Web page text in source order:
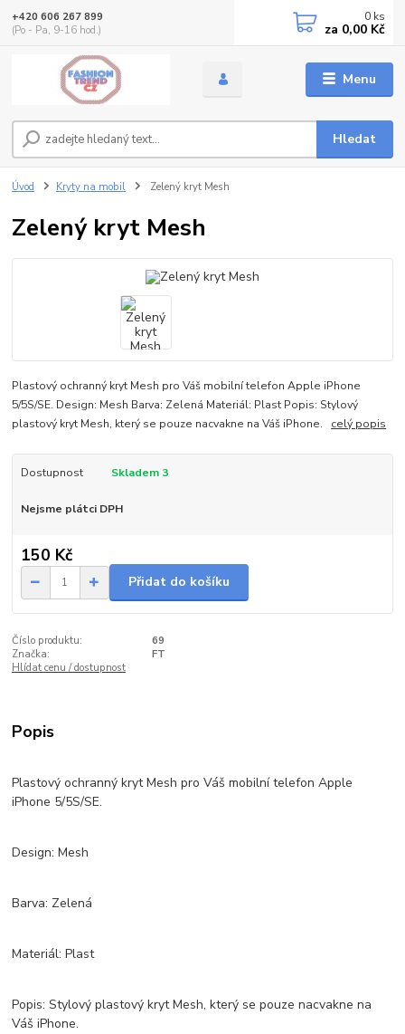
Menu
Hledat
+420 606 267 899
(Po - Pa, 9-16 hod.)
0 ks
za 0,00 Kč
Úvod Kryty na mobil Zelený kryt Mesh
Zelený kryt Mesh
Plastový ochranný kryt Mesh pro Váš mobilní telefon Apple iPhone
5/5S/SE. Design: Mesh Barva: Zelená Materiál: Plast Popis: Stylový
plastový kryt Mesh, který se pouze nacvakne na Váš iPhone. celý popis
Dostupnost Skladem 3
Nejsme plátci DPH
150 Kč
Přidat do košíku
Číslo produktu:
69
Značka:
FT
Hlídat cenu / dostupnost
Popis
Plastový ochranný kryt Mesh pro Váš mobilní telefon Apple
iPhone 5/5S/SE.
Design: Mesh
Barva: Zelená
Materiál: Plast
Popis: Stylový plastový kryt Mesh, který se pouze nacvakne na
Váš iPhone.